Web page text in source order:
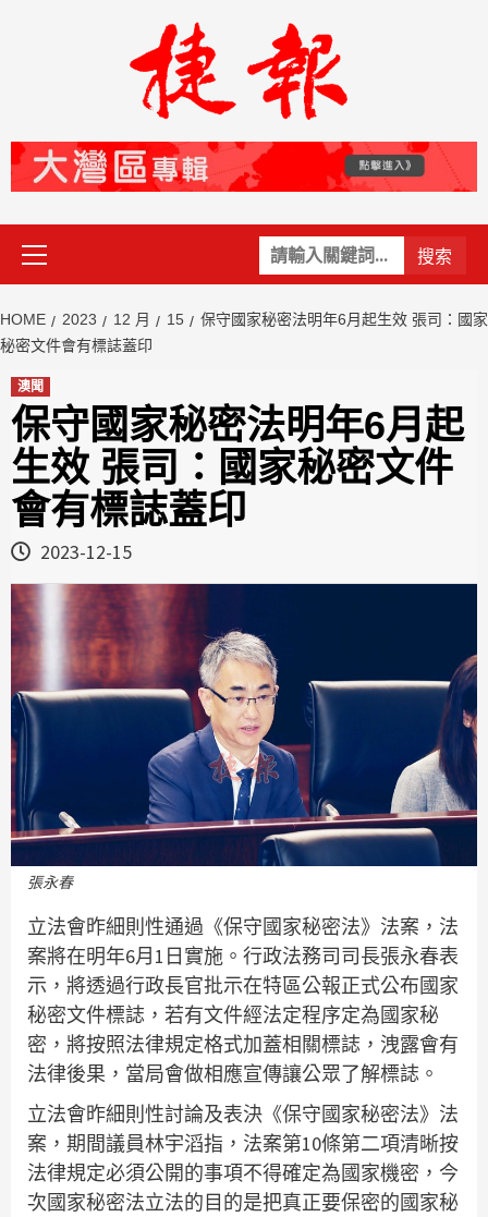
關
鍵
Primary
Menu
HOME 2023 12 月 15
保守國家秘密法明年6月起生效 張司：國家
秘密文件會有標誌蓋印
澳聞
保守國家秘密法明年6月起
生效 張司：國家秘密文件
會有標誌蓋印
2023-12-15
張永春
立法會昨細則性通過《保守國家秘密法》法案，法
案將在明年6月1日實施。行政法務司司長張永春表
示，將透過行政長官批示在特區公報正式公布國家
秘密文件標誌，若有文件經法定程序定為國家秘
密，將按照法律規定格式加蓋相關標誌，洩露會有
法律後果，當局會做相應宣傳讓公眾了解標誌。
立法會昨細則性討論及表決《保守國家秘密法》法
案，期間議員林宇滔指，法案第10條第二項清晰按
法律規定必須公開的事項不得確定為國家機密，今
次國家秘密法立法的目的是把真正要保密的國家秘